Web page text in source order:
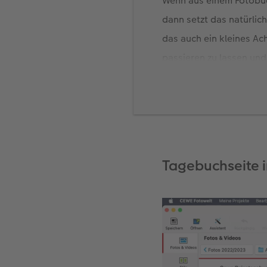
dann setzt das
das auch ein kleines
wunderbare Tage
Tagebuchseite